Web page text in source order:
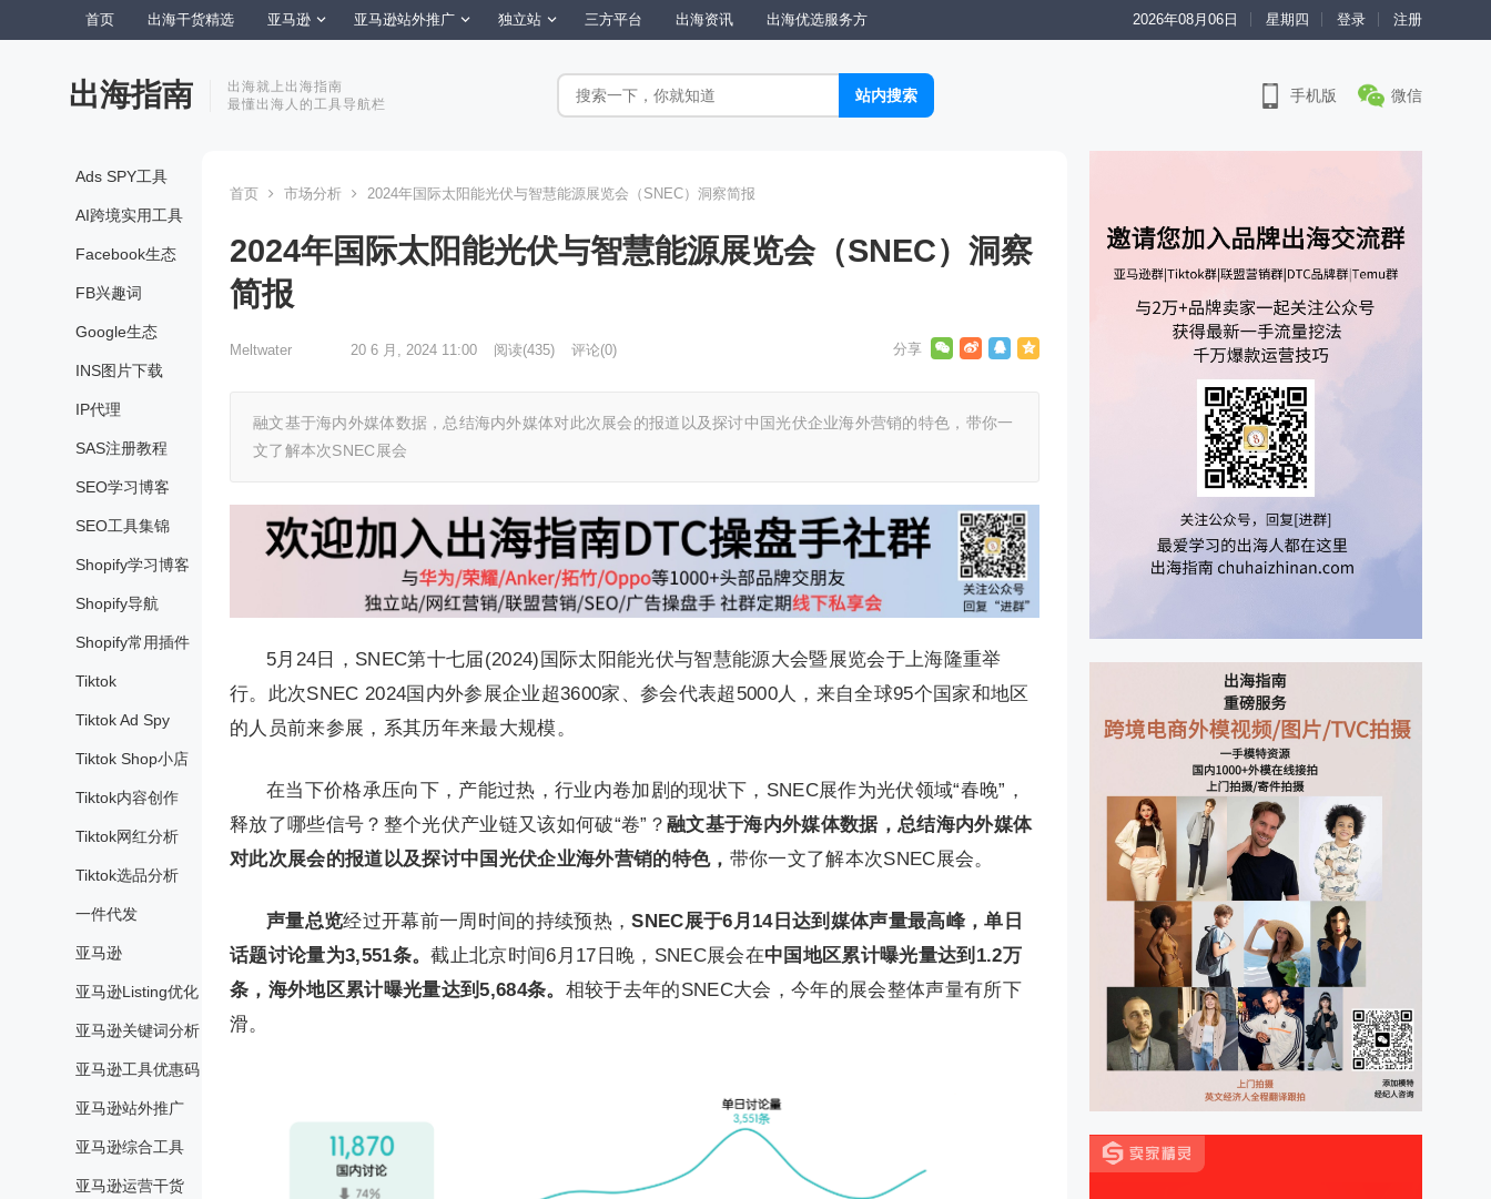
首页 出海干货精选 亚马逊 亚马逊站外推广 独立站 三方平台 出海资讯 出海优选服务方 2026年08月06日 星期四 登录 注册
出海指南
出海就上出海指南
最懂出海人的工具导航栏
手机版 微信
Ads SPY工具
AI跨境实用工具
Facebook生态
FB兴趣词
Google生态
INS图片下载
IP代理
SAS注册教程
SEO学习博客
SEO工具集锦
Shopify学习博客
Shopify导航
Shopify常用插件
Tiktok
Tiktok Ad Spy
Tiktok Shop小店
Tiktok内容创作
Tiktok网红分析
Tiktok选品分析
一件代发
亚马逊
亚马逊Listing优化
亚马逊关键词分析
亚马逊工具优惠码
亚马逊站外推广
亚马逊综合工具
亚马逊运营干货
首页 市场分析 2024年国际太阳能光伏与智慧能源展览会（SNEC）洞察简报
2024年国际太阳能光伏与智慧能源展览会（SNEC）洞察
简报
Meltwater 20 6 月, 2024 11:00 阅读(435) 评论(0)
融文基于海内外媒体数据，总结海内外媒体对此次展会的报道以及探讨中国光伏企业海外营销的特色，带你一
文了解本次SNEC展会
5月24日，SNEC第十七届(2024)国际太阳能光伏与智慧能源大会暨展览会于上海隆重举
行。此次SNEC 2024国内外参展企业超3600家、参会代表超5000人，来自全球95个国家和地区
的人员前来参展，系其历年来最大规模。
在当下价格承压向下，产能过热，行业内卷加剧的现状下，SNEC展作为光伏领域“春晚”，
释放了哪些信号？整个光伏产业链又该如何破“卷”？ 融文基于海内外媒体数据，总结海内外媒体
对此次展会的报道以及探讨中国光伏企业海外营销的特色， 带你一文了解本次SNEC展会。
声量总览经过开幕前一周时间的持续预热，SNEC展于6月14日达到媒体声量最高峰，单日
话题讨论量为3,551条。截止北京时间6月17日晚，SNEC展会在中国地区累计曝光量达到1.2万
条，海外地区累计曝光量达到5,684条。 相较于去年的SNEC大会，今年的展会整体声量有所下
滑。